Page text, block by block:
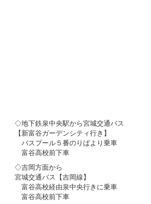
◇地下鉄泉中央駅から宮城交通バス
【新富谷ガーデンシティ行き】
バスプール５番のりばより乗車
富谷高校前下車
◇吉岡方面から
宮城交通バス【吉岡線】
富谷高校経由泉中央行きに乗車
富谷高校前下車